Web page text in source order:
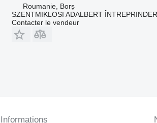
Roumanie, Borș
SZENTMIKLOSI ADALBERT
Contacter le vendeur
Informations